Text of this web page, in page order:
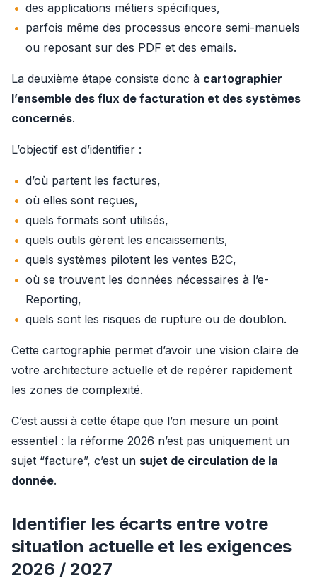
des applications métiers spécifiques,
parfois même des processus encore semi-manuels
ou reposant sur des PDF et des emails.
La deuxième étape consiste donc à cartographier
l’ensemble des flux de facturation et des systèmes
concernés.
L’objectif est d’identifier :
d’où partent les factures,
où elles sont reçues,
quels formats sont utilisés,
quels outils gèrent les encaissements,
quels systèmes pilotent les ventes B2C,
où se trouvent les données nécessaires à l’e-
Reporting,
quels sont les risques de rupture ou de doublon.
Cette cartographie permet d’avoir une vision claire de
votre architecture actuelle et de repérer rapidement
les zones de complexité.
C’est aussi à cette étape que l’on mesure un point
essentiel : la réforme 2026 n’est pas uniquement un
sujet “facture”, c’est un sujet de circulation de la
donnée.
Identifier les écarts entre votre
situation actuelle et les exigences
2026 / 2027